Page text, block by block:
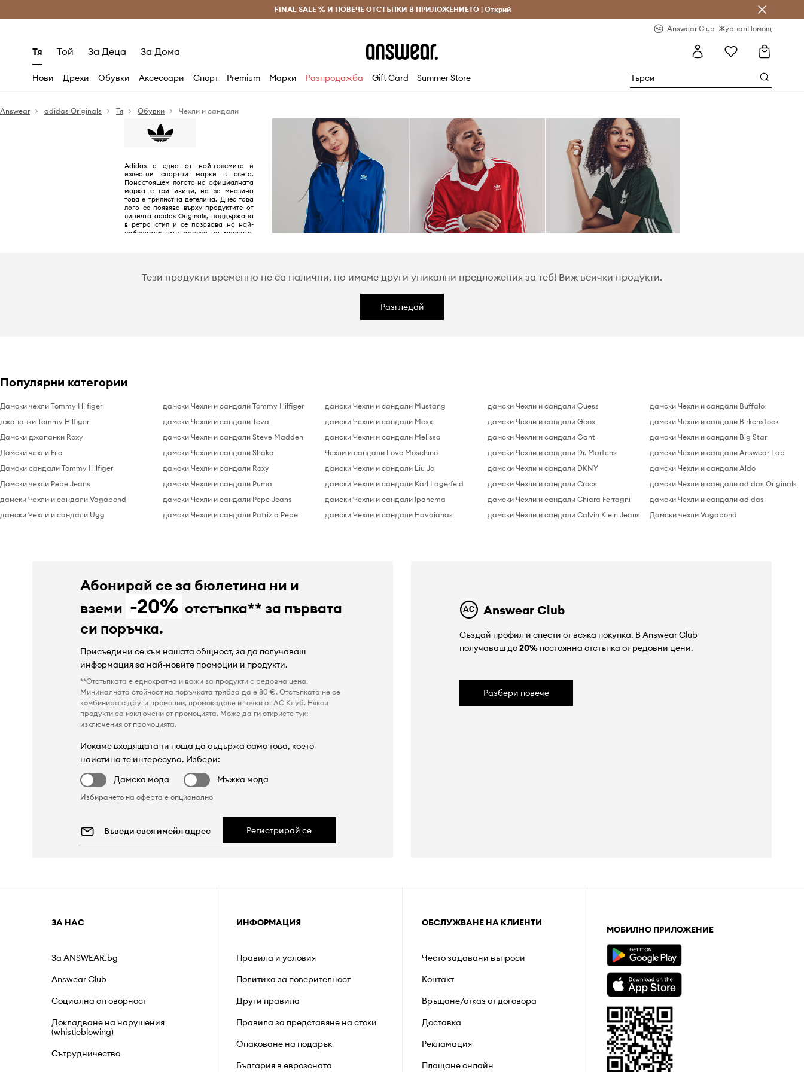
Безплатни доставка и връщане за поръчки над 70 EUR Доставка 1-5 дни
FINAL SALE % И ПОВЕЧЕ ОТСТЪПКИ В ПРИЛОЖЕНИЕТО | Открий
Answear Club ЖурналПомощ
Тя Той За Деца За Дома
Нови Дрехи Обувки Аксесоари Спорт Premium Марки Разпродажба Gift Card Summer Store
Answear adidas Originals Тя Обувки Чехли и сандали
Adidas е една от най-големите и
известни спортни марки в света.
Понастоящем логото на официалната
марка е три ивици, но за мнозина
това е трилистна детелина. Днес това
лого се появява върху продуктите от
линията adidas Originals, поддържана
в ретро стил и се позовава на най-
емблематичните модели на марката,
Тези продукти временно не са налични, но имаме други уникални предложения за теб! Виж всички продукти.
Разгледай
Популярни категории
Дамски чехли Tommy Hilfiger
джапанки Tommy Hilfiger
Дамски джапанки Roxy
Дамски чехли Fila
Дамски сандали Tommy Hilfiger
Дамски чехли Pepe Jeans
дамски Чехли и сандали Vagabond
дамски Чехли и сандали Ugg
дамски Чехли и сандали Tommy Hilfiger
дамски Чехли и сандали Teva
дамски Чехли и сандали Steve Madden
дамски Чехли и сандали Shaka
дамски Чехли и сандали Roxy
дамски Чехли и сандали Puma
дамски Чехли и сандали Pepe Jeans
дамски Чехли и сандали Patrizia Pepe
дамски Чехли и сандали Mustang
дамски Чехли и сандали Mexx
дамски Чехли и сандали Melissa
Чехли и сандали Love Moschino
дамски Чехли и сандали Liu Jo
дамски Чехли и сандали Karl Lagerfeld
дамски Чехли и сандали Ipanema
дамски Чехли и сандали Havaianas
дамски Чехли и сандали Guess
дамски Чехли и сандали Geox
дамски Чехли и сандали Gant
дамски Чехли и сандали Dr. Martens
дамски Чехли и сандали DKNY
дамски Чехли и сандали Crocs
дамски Чехли и сандали Chiara Ferragni
дамски Чехли и сандали Calvin Klein Jeans
дамски Чехли и сандали Buffalo
дамски Чехли и сандали Birkenstock
дамски Чехли и сандали Big Star
дамски Чехли и сандали Answear Lab
дамски Чехли и сандали Aldo
дамски Чехли и сандали adidas Originals
дамски Чехли и сандали adidas
Дамски чехли Vagabond
Абонирай се за бюлетина ни и
вземи -20% отстъпка** за първата
си поръчка.
Присъедини се към нашата общност, за да получаваш
информация за най-новите промоции и продукти.
**Отстъпката е еднократна и важи за продукти с редовна цена.
Минималната стойност на поръчката трябва да е 80 €. Отстъпката не се
комбинира с други промоции, промокодове и точки от AC Клуб. Някои
продукти са изключени от промоцията. Може да ги откриете тук:
изключения от промоцията.
Искаме входящата ти поща да съдържа само това, което
наистина те интересува. Избери:
Дамска мода
Мъжка мода
Избирането на оферта е опционално
Регистрирай се
Answear Club
Създай профил и спести от всяка покупка. В Answear Club
получаваш до20%постоянна отстъпка от редовни цени.
Разбери повече
ЗА НАС
За ANSWEAR.bg
Answear Club
Социална отговорност
Докладване на нарушения
(whistleblowing)
Сътрудничество
ИНФОРМАЦИЯ
Правила и условия
Политика за поверителност
Други правила
Правила за представяне на стоки
Опаковане на подарък
България в еврозоната
ОБСЛУЖВАНЕ НА КЛИЕНТИ
Често задавани въпроси
Контакт
Връщане/отказ от договора
Доставка
Рекламация
Плащане онлайн
МОБИЛНО ПРИЛОЖЕНИЕ